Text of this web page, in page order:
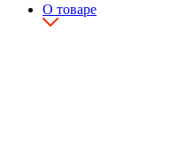
О товаре